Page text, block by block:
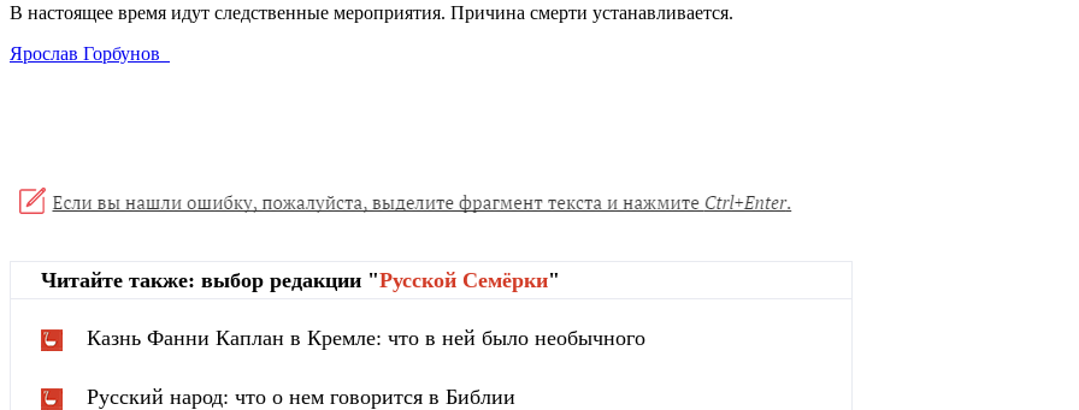
В настоящее время идут следственные мероприятия. Причина смерти устанавливается.
Ярослав Горбунов
Читайте также: выбор редакции "Русской Cемёрки"
Казнь Фанни Каплан в Кремле: что в ней было необычного
Русский народ: что о нем говорится в Библии